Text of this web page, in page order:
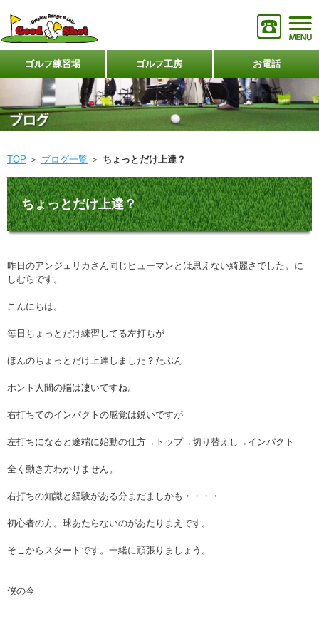
ゴルフ練習場 ゴルフ工房 お電話
TOP ＞ ブログ一覧 ＞ ちょっとだけ上達？
ちょっとだけ上達？
昨日のアンジェリカさん同じヒューマンとは思えない綺麗さでした。に
しむらです。
こんにちは。
毎日ちょっとだけ練習してる左打ちが
ほんのちょっとだけ上達しました？たぶん
ホント人間の脳は凄いですね。
右打ちでのインパクトの感覚は鋭いですが
左打ちになると途端に始動の仕方→トップ→切り替えし→インパクト
全く動き方わかりません。
右打ちの知識と経験がある分まだましかも・・・・
初心者の方。球あたらないのがあたりまえです。
そこからスタートです。一緒に頑張りましょう。
僕の今